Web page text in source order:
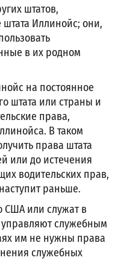
штатов,
Иллинойс; они,
в их родном
на постоянное
штата или страны и
права,
В таком
права штата
или до истечения
водительских прав,
раньше.
США или служат в
служебным
им не нужны права
служебных